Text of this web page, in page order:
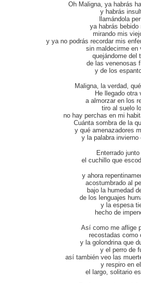
Oh Maligna, ya habrás
y habrás
llamándola
ya habrás
mirando mis
y ya no podrás recordar mis
sin maldecirme en
quejándome del
de las venenosas
y de los
Maligna, la verdad,
He llegado
a almorzar en los
tiro al suelo
no hay perchas en mi
Cuánta sombra de la
y qué amenazadores
y la palabra invierno
Enterrado
el cuchillo que
y ahora
acostumbrado al
bajo la humedad
de los lenguajes
y la espesa
hecho de
Así como me aflige
recostadas como
y la golondrina que
y el perro de
así también veo las
y respiro en
el largo, solitario